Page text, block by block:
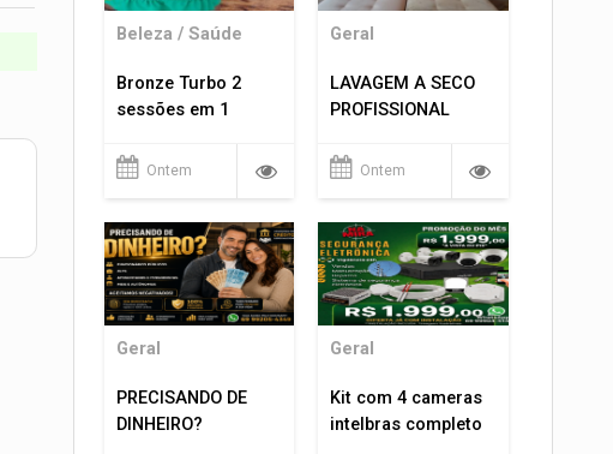
Beleza / Saúde
Bronze Turbo 2
sessões em 1
Ontem
Geral
LAVAGEM A SECO
PROFISSIONAL
Ontem
Geral
PRECISANDO DE
DINHEIRO?
Geral
Kit com 4 cameras
intelbras completo